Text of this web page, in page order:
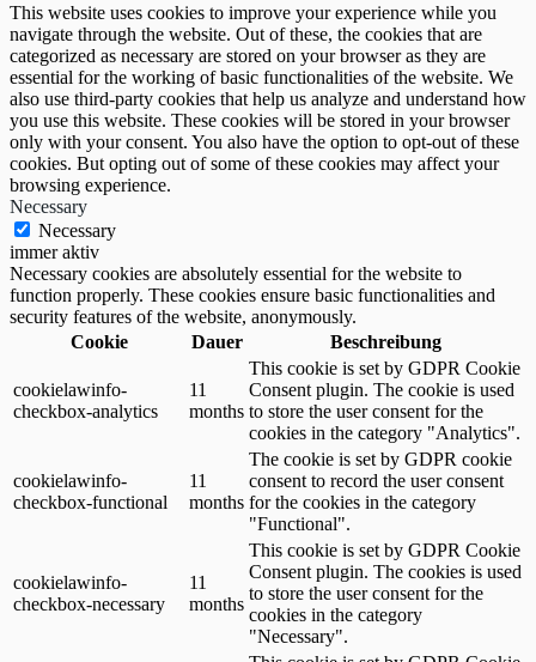
This website uses cookies to improve your experience while you
navigate through the website. Out of these, the cookies that are
categorized as necessary are stored on your browser as they are
essential for the working of basic functionalities of the website. We
also use third-party cookies that help us analyze and understand how
you use this website. These cookies will be stored in your browser
only with your consent. You also have the option to opt-out of these
cookies. But opting out of some of these cookies may affect your
browsing experience.
Necessary
Necessary
immer aktiv
Necessary cookies are absolutely essential for the website to
function properly. These cookies ensure basic functionalities and
security features of the website, anonymously.
Cookie
Dauer Beschreibung
cookielawinfo-
checkbox-analytics
11
months
This cookie is set by GDPR Cookie
Consent plugin. The cookie is used
to store the user consent for the
cookies in the category "Analytics".
cookielawinfo-
checkbox-functional
11
months
The cookie is set by GDPR cookie
consent to record the user consent
for the cookies in the category
"Functional".
cookielawinfo-
checkbox-necessary
11
months
This cookie is set by GDPR Cookie
Consent plugin. The cookies is used
to store the user consent for the
cookies in the category
"Necessary".